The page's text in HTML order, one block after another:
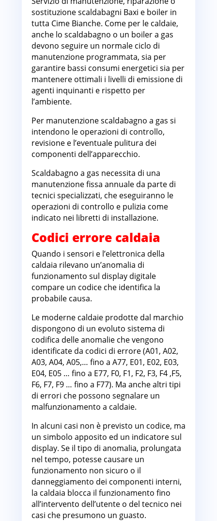
sostituzione scaldabagni Baxi e boiler in
tutta Cime Bianche. Come per le caldaie,
anche lo scaldabagno o un boiler a gas
devono seguire un normale ciclo di
manutenzione programmata, sia per
garantire bassi consumi energetici sia per
mantenere ottimali i livelli di emissione di
agenti inquinanti e rispetto per
l’ambiente.
Per manutenzione scaldabagno a gas si
intendono le operazioni di controllo,
revisione e l’eventuale pulitura dei
componenti dell’apparecchio.
Scaldabagno a gas necessita di una
manutenzione fissa annuale da parte di
tecnici specializzati, che eseguiranno le
operazioni di controllo e pulizia come
indicato nei libretti di installazione.
Codici errore caldaia
Quando i sensori e l’elettronica della
caldaia rilevano un’anomalia di
funzionamento sul display digitale
compare un codice che identifica la
probabile causa.
Le moderne caldaie prodotte dal marchio
dispongono di un evoluto sistema di
codifica delle anomalie che vengono
identificate da codici di errore (A01, A02,
A03, A04, A05,… fino a A77, E01, E02, E03,
E04, E05 … fino a E77, F0, F1, F2, F3, F4 ,F5,
F6, F7, F9 … fino a F77). Ma anche altri tipi
di errori che possono segnalare un
malfunzionamento a caldaie.
In alcuni casi non è previsto un codice, ma
un simbolo apposito ed un indicatore sul
display. Se il tipo di anomalia, prolungata
nel tempo, potesse causare un
funzionamento non sicuro o il
danneggiamento dei componenti interni,
la caldaia blocca il funzionamento fino
all’intervento dell’utente o del tecnico nei
casi che presumono un guasto.